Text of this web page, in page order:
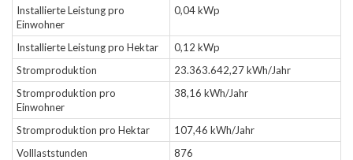
Installierte Leistung pro
Einwohner
0,04 kWp
Installierte Leistung pro Hektar
0,12 kWp
Stromproduktion
23.363.642,27 kWh/Jahr
Stromproduktion pro
Einwohner
38,16 kWh/Jahr
Stromproduktion pro Hektar
107,46 kWh/Jahr
Volllaststunden
876